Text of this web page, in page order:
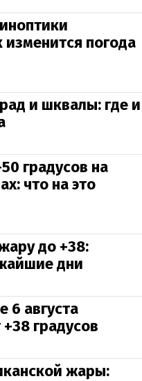
изменится погода
и шквалы: где и
градусов на
что на это
до +38:
дни
6 августа
градусов
жары: